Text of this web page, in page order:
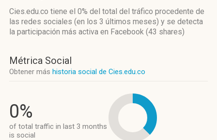
Cies.edu.co tiene el 0% del total del tráfico procedente de
las redes sociales (en los 3 últimos meses) y se detecta
la participación más activa en Facebook (43 shares)
Métrica Social
Obtener más historia social de Cies.edu.co
0%
of total traffic in last 3 months
is social